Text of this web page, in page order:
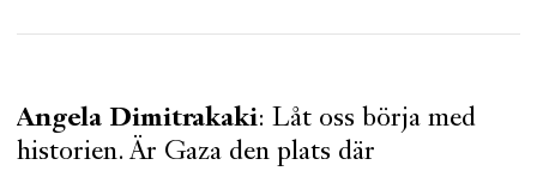
Sök
Angela Dimitrakaki: Låt oss börja med
historien. Är Gaza den plats där